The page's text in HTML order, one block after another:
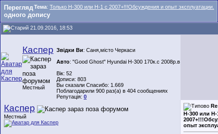
Тема: Только Н-300 или Н-1 с 2007+!!!Обсуждения и опыт эксплуатации.
Перегляд
одного допису
21.09.2016, 18:53
Каспер
Местный
Звідки Ви: Саня,місто Черкаси
Авто: "Good Ghost" Hyundai H-300 170к.с 2008р.в
Вік: 52
Дописи: 803
Вы сказали Спасибо: 1.669
Поблагодарили 900 раз(а) в 404 сообщениях
Репутація: 0
Каспер
Местный
Н-300 или Н-
опыт